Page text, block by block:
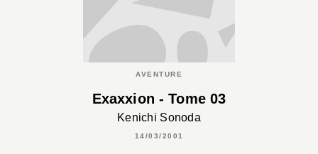
AVENTURE
Exaxxion - Tome 03
Kenichi Sonoda
14/03/2001